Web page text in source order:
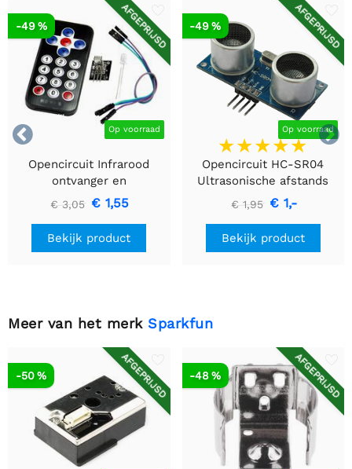


AFGEPRIJSD
Op voorraad
-49 %
Opencircuit Infrarood
ontvanger en
afstandsbediening kit
€ 3,05 € 1,55
Bekijk product
AFGEPRIJSD
Op voorraad
-49 %
Opencircuit HC-SR04
Ultrasonische afstands
detectie module
€ 1,95 € 1,-
Bekijk product
Meer van het merk Sparkfun
AFGEPRIJSD
-50 % AFGEPRIJSD
-48 %